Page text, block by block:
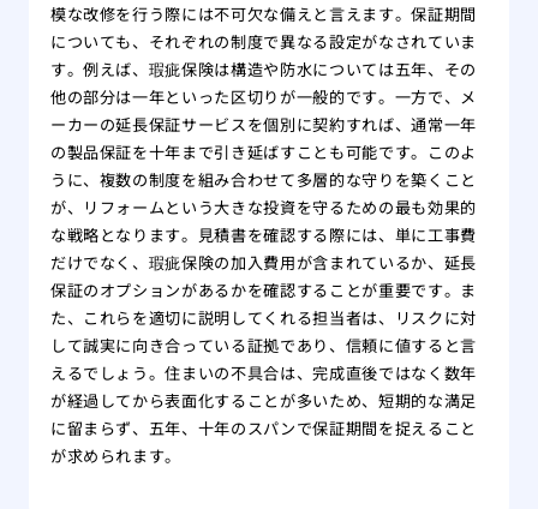
模な改修を行う際には不可欠な備えと言えます。保証期間
についても、それぞれの制度で異なる設定がなされていま
す。例えば、瑕疵保険は構造や防水については五年、その
他の部分は一年といった区切りが一般的です。一方で、メ
ーカーの延長保証サービスを個別に契約すれば、通常一年
の製品保証を十年まで引き延ばすことも可能です。このよ
うに、複数の制度を組み合わせて多層的な守りを築くこと
が、リフォームという大きな投資を守るための最も効果的
な戦略となります。見積書を確認する際には、単に工事費
だけでなく、瑕疵保険の加入費用が含まれているか、延長
保証のオプションがあるかを確認することが重要です。ま
た、これらを適切に説明してくれる担当者は、リスクに対
して誠実に向き合っている証拠であり、信頼に値すると言
えるでしょう。住まいの不具合は、完成直後ではなく数年
が経過してから表面化することが多いため、短期的な満足
に留まらず、五年、十年のスパンで保証期間を捉えること
が求められます。